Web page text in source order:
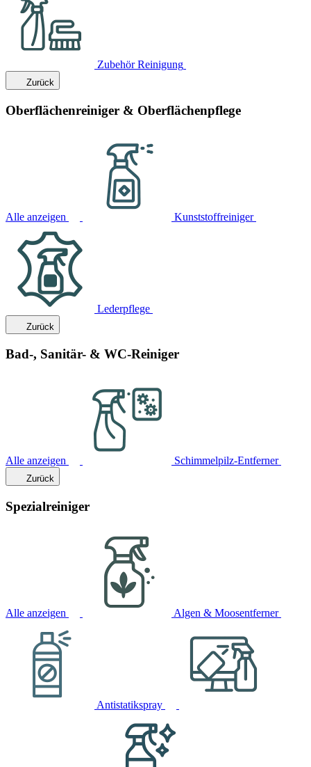
Zubehör Reinigung
Zurück
Oberflächenreiniger & Oberflächenpflege
Alle anzeigen Kunststoffreiniger
Lederpflege
Zurück
Bad-, Sanitär- & WC-Reiniger
Alle anzeigen Schimmelpilz-Entferner
Zurück
Spezialreiniger
Alle anzeigen Algen & Moosentferner
Antistatikspray